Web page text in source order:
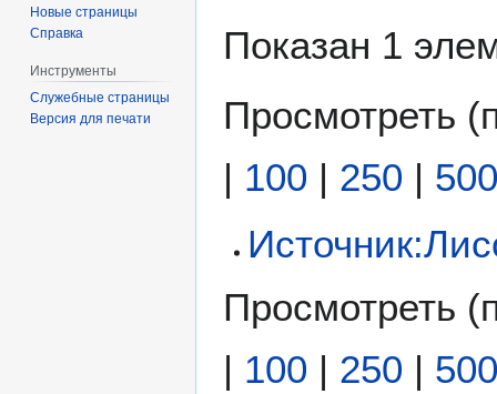
Показан 1
Просмотреть (
| 100 | 250 | 500
Просмотреть (
| 100 | 250 | 500
Новые страницы
Справка
Инструменты
Служебные страницы
Версия для печати